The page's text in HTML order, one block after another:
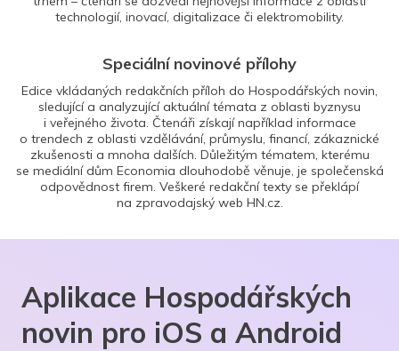
technologií, inovací, digitalizace či elektromobility.
Speciální novinové přílohy
Edice vkládaných redakčních příloh do Hospodářských novin,
sledující a analyzující aktuální témata z oblasti byznysu
i veřejného života. Čtenáři získají například informace
o trendech z oblasti vzdělávání, průmyslu, financí, zákaznické
zkušenosti a mnoha dalších. Důležitým tématem, kterému
se mediální dům Economia dlouhodobě věnuje, je společenská
odpovědnost firem. Veškeré redakční texty se překlápí
na zpravodajský web HN.cz.
Aplikace Hospodářských
novin pro iOS a Android